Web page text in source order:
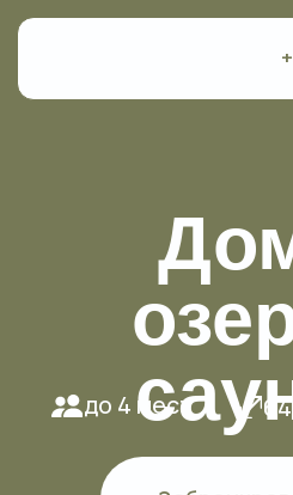
Забронировать дом
Связаться с менеджером
озера с
сауной
64м²